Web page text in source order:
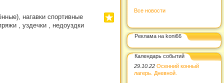
нагавки спортивные
, уздечки , недоуздки
Все новости
Реклама на koni66
Календарь событий
29.10.22 Осенний конный
лагерь. Дневной.